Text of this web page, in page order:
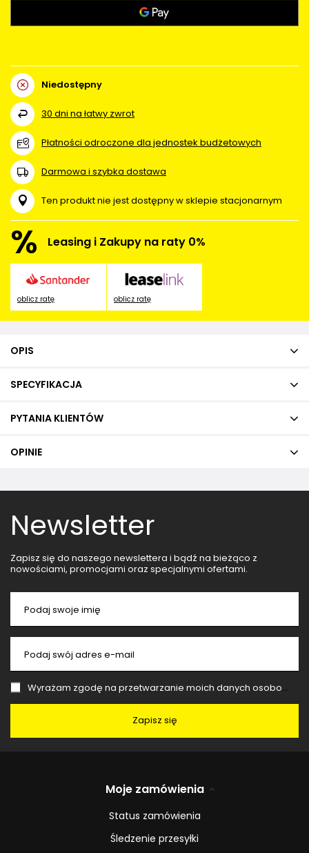
Niedostępny
30 dni na łatwy zwrot
Płatności odroczone dla jednostek budżetowych
Darmowa i szybka dostawa
Ten produkt nie jest dostępny w sklepie stacjonarnym
% Leasing i Zakupy na raty 0%
oblicz ratę oblicz ratę
OPIS
SPECYFIKACJA
PYTANIA KLIENTÓW
OPINIE
Newsletter
Zapisz się do naszego newslettera i bądź na bieżąco z
nowościami, promocjami oraz specjalnymi ofertami.
Podaj swoje imię
Podaj swój adres e-mail
Wyrażam zgodę na przetwarzanie moich danych osobowych (adres e-mail) na potrzeby wysyłki newslettera z informacją handlową (marketing). Więcej w
Zapisz się
Moje zamówienia
Status zamówienia
Śledzenie przesyłki